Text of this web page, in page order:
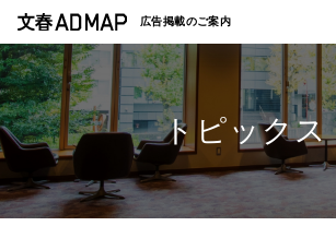
広告掲載のご案内
媒体紹介
トピックス